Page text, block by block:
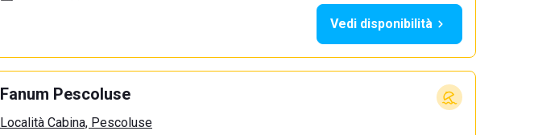
Vedi disponibilità
Fanum Pescoluse
Località Cabina, Pescoluse